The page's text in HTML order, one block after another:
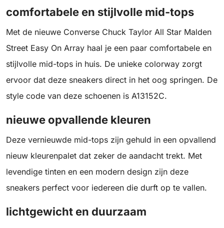
comfortabele en stijlvolle mid-tops
Met de nieuwe Converse Chuck Taylor All Star Malden
Street Easy On Array haal je een paar comfortabele en
stijlvolle mid-tops in huis. De unieke colorway zorgt
ervoor dat deze sneakers direct in het oog springen. De
style code van deze schoenen is A13152C.
nieuwe opvallende kleuren
Deze vernieuwde mid-tops zijn gehuld in een opvallend
nieuw kleurenpalet dat zeker de aandacht trekt. Met
levendige tinten en een modern design zijn deze
sneakers perfect voor iedereen die durft op te vallen.
lichtgewicht en duurzaam